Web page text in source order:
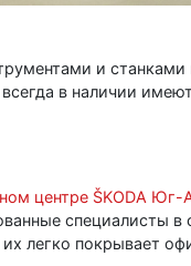
и
в наличии
центре ŠKODA Юг-
специалисты
легко покрывает